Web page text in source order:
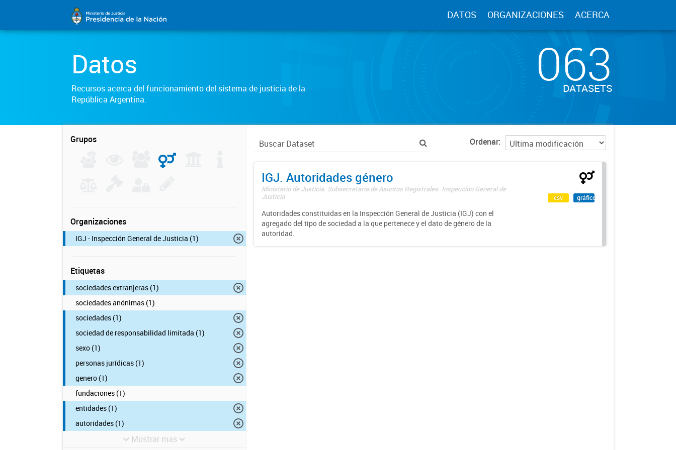
DATOS ORGANIZACIONES ACERCA
Datos
Recursos acerca del funcionamiento del sistema de justicia de la
República Argentina.
063
DATASETS
Grupos
Organizaciones
IGJ - Inspección General de Justicia (1)
Etiquetas
sociedades extranjeras (1)
sociedades anónimas (1)
sociedades (1)
sociedad de responsabilidad limitada (1)
sexo (1)
personas jurídicas (1)
genero (1)
fundaciones (1)
entidades (1)
autoridades (1)
Mostrar mas
Ordenar
IGJ. Autoridades género
Ministerio de Justicia. Subsecretaría de Asuntos Registrales. Inspección General de
Justicia
Autoridades constituidas en la Inspección General de Justicia (IGJ) con el
agregado del tipo de sociedad a la que pertenece y el dato de género de la
autoridad.
csv gráfico